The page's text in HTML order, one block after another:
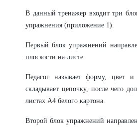
В данный тренажер входит три
упражнения (приложение 1).
Первый блок упражнений
плоскости на листе.
Педагог называет форму, цвет и
складывает цепочку, после чего
листах А4 белого картона.
Второй блок упражнений